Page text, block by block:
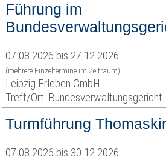
Führung im
07.08.2026 bis 27.12.2026
(mehrere Einzeltermine im Zeitraum)
Leipzig Erleben GmbH
Treff/Ort: Bundesverwaltungsgericht
Turmführung
07.08.2026 bis 30.12.2026